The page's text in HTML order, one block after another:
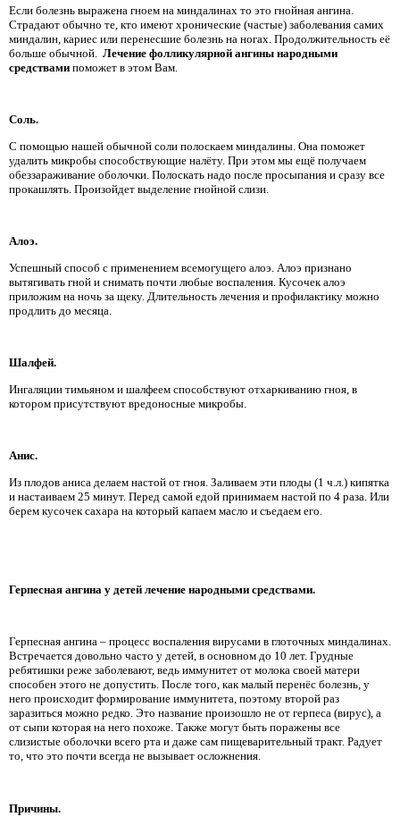
Если болезнь выражена гноем на миндалинах то это гнойная ангина.
Страдают обычно те, кто имеют хронические (частые) заболевания самих
миндалин, кариес или перенесшие болезнь на ногах. Продолжительность её
больше обычной. Лечение фолликулярной ангины народными
средствами поможет в этом Вам.
Соль.
С помощью нашей обычной соли полоскаем миндалины. Она поможет
удалить микробы способствующие налёту. При этом мы ещё получаем
обеззараживание оболочки. Полоскать надо после просыпания и сразу все
прокашлять. Произойдет выделение гнойной слизи.
Алоэ.
Успешный способ с применением всемогущего алоэ. Алоэ признано
вытягивать гной и снимать почти любые воспаления. Кусочек алоэ
приложим на ночь за щеку. Длительность лечения и профилактику можно
продлить до месяца.
Шалфей.
Ингаляции тимьяном и шалфеем способствуют отхаркиванию гноя, в
котором присутствуют вредоносные микробы.
Анис.
Из плодов аниса делаем настой от гноя. Заливаем эти плоды (1 ч.л.) кипятка
и настаиваем 25 минут. Перед самой едой принимаем настой по 4 раза. Или
берем кусочек сахара на который капаем масло и съедаем его.
Герпесная ангина у детей лечение народными средствами.
Герпесная ангина – процесс воспаления вирусами в глоточных миндалинах.
Встречается довольно часто у детей, в основном до 10 лет. Грудные
ребятишки реже заболевают, ведь иммунитет от молока своей матери
способен этого не допустить. После того, как малый перенёс болезнь, у
него происходит формирование иммунитета, поэтому второй раз
заразиться можно редко. Это название произошло не от герпеса (вирус), а
от сыпи которая на него похоже. Также могут быть поражены все
слизистые оболочки всего рта и даже сам пищеварительный тракт. Радует
то, что это почти всегда не вызывает осложнения.
Причины.